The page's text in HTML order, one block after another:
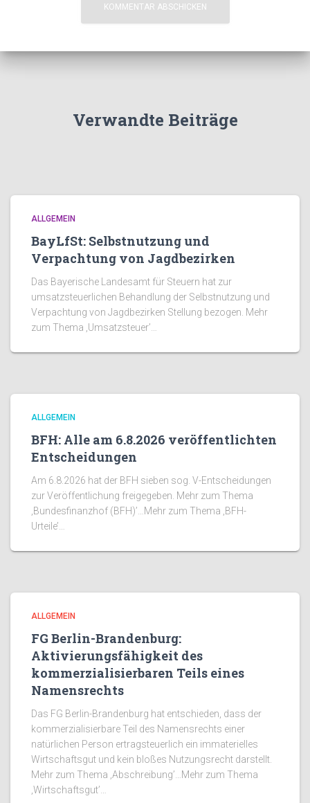
Verwandte Beiträge
ALLGEMEIN
BayLfSt: Selbstnutzung und
Verpachtung von Jagdbezirken
Das Bayerische Landesamt für Steuern hat zur
umsatzsteuerlichen Behandlung der Selbstnutzung und
Verpachtung von Jagdbezirken Stellung bezogen. Mehr
zum Thema ‚Umsatzsteuer’…
ALLGEMEIN
BFH: Alle am 6.8.2026 veröffentlichten
Entscheidungen
Am 6.8.2026 hat der BFH sieben sog. V-Entscheidungen
zur Veröffentlichung freigegeben. Mehr zum Thema
‚Bundesfinanzhof (BFH)’…Mehr zum Thema ‚BFH-
Urteile’…
ALLGEMEIN
FG Berlin-Brandenburg:
Aktivierungsfähigkeit des
kommerzialisierbaren Teils eines
Namensrechts
Das FG Berlin-Brandenburg hat entschieden, dass der
kommerzialisierbare Teil des Namensrechts einer
natürlichen Person ertragsteuerlich ein immaterielles
Wirtschaftsgut und kein bloßes Nutzungsrecht darstellt.
Mehr zum Thema ‚Abschreibung’…Mehr zum Thema
‚Wirtschaftsgut’…